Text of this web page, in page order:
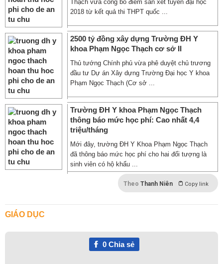
Thạch vừa công bố điểm sàn xét tuyển đại học
2018 từ kết quả thi THPT quốc ...
2500 tỷ đồng xây dựng Trường ĐH Y
khoa Phạm Ngọc Thạch cơ sở II
Thủ tướng Chính phủ vừa phê duyệt chủ trương
đầu tư Dự án Xây dựng Trường Đại học Y khoa
Phạm Ngọc Thạch (Cơ sở ...
Trường ĐH Y khoa Phạm Ngọc Thạch
thông báo mức học phí: Cao nhất 4,4
triệu/tháng
Mới đây, trường ĐH Y Khoa Phạm Ngọc Thạch
đã thông báo mức học phí cho hai đối tượng là
sinh viên có hộ khẩu ...
Theo Thanh Niên Copy link
GIÁO DỤC
0Chia sẻ